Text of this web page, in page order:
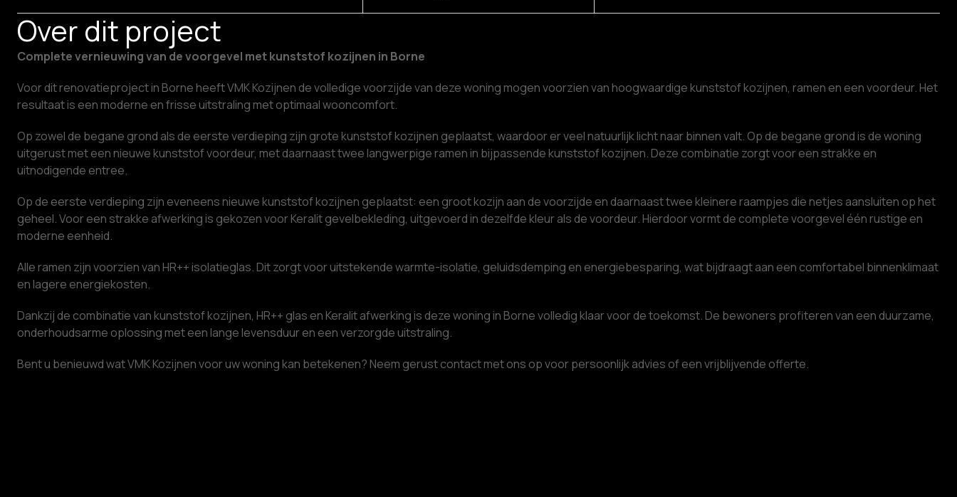
Over dit project
Complete vernieuwing van de voorgevel met kunststof kozijnen in Borne
Voor dit renovatieproject in Borne heeft VMK Kozijnen de volledige voorzijde van deze woning mogen voorzien van hoogwaardige kunststof kozijnen, ramen en een voordeur. Het
resultaat is een moderne en frisse uitstraling met optimaal wooncomfort.
Op zowel de begane grond als de eerste verdieping zijn grote kunststof kozijnen geplaatst, waardoor er veel natuurlijk licht naar binnen valt. Op de begane grond is de woning
uitgerust met een nieuwe kunststof voordeur, met daarnaast twee langwerpige ramen in bijpassende kunststof kozijnen. Deze combinatie zorgt voor een strakke en
uitnodigende entree.
Op de eerste verdieping zijn eveneens nieuwe kunststof kozijnen geplaatst: een groot kozijn aan de voorzijde en daarnaast twee kleinere raampjes die netjes aansluiten op het
geheel. Voor een strakke afwerking is gekozen voor Keralit gevelbekleding, uitgevoerd in dezelfde kleur als de voordeur. Hierdoor vormt de complete voorgevel één rustige en
moderne eenheid.
Alle ramen zijn voorzien van HR++ isolatieglas. Dit zorgt voor uitstekende warmte-isolatie, geluidsdemping en energiebesparing, wat bijdraagt aan een comfortabel binnenklimaat
en lagere energiekosten.
Dankzij de combinatie van kunststof kozijnen, HR++ glas en Keralit afwerking is deze woning in Borne volledig klaar voor de toekomst. De bewoners profiteren van een duurzame,
onderhoudsarme oplossing met een lange levensduur en een verzorgde uitstraling.
Bent u benieuwd wat VMK Kozijnen voor uw woning kan betekenen? Neem gerust contact met ons op voor persoonlijk advies of een vrijblijvende offerte.